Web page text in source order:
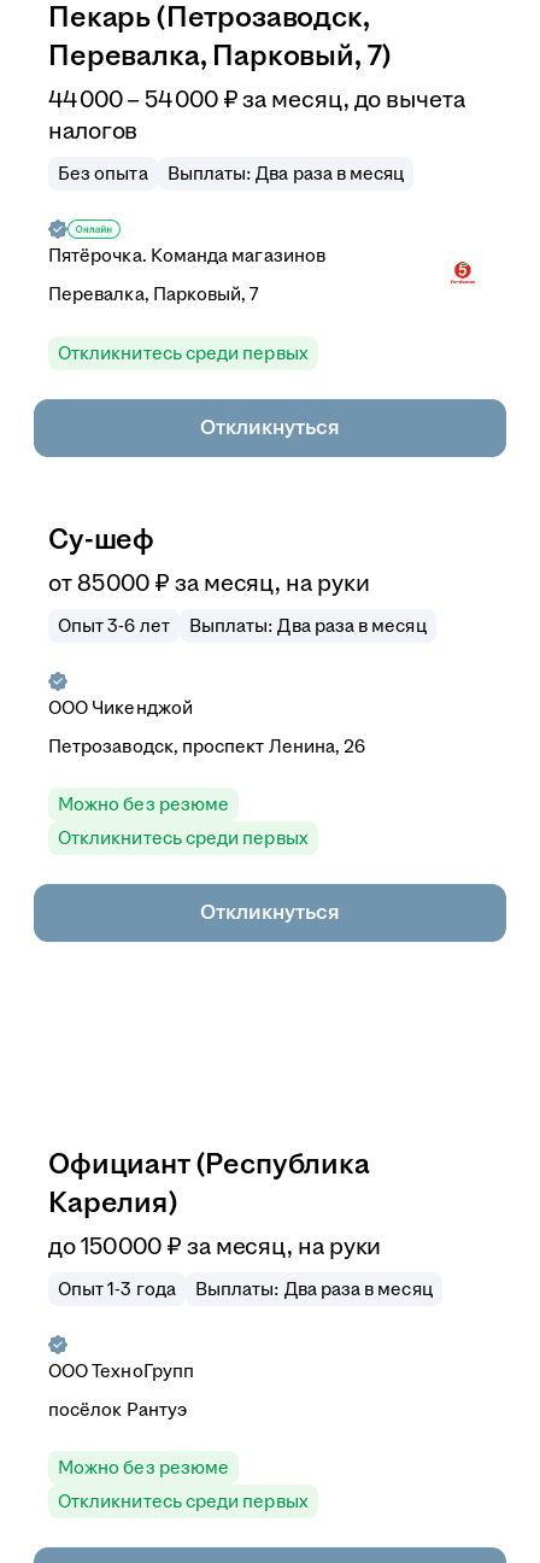
Пекарь (Петрозаводск,
Перевалка, Парковый, 7)
44 000–54 000 ₽ за месяц, до вычета
налогов
Без опыта Выплаты: Два раза в месяц
Пятёрочка. Команда магазинов
Перевалка, Парковый, 7
Откликнитесь среди первых
Откликнуться
Су-шеф
от85 000 ₽ за месяц, на руки
Опыт 3-6 лет Выплаты: Два раза в месяц
ООО Чикенджой
Петрозаводск, проспект Ленина, 26
Можно без резюме
Откликнитесь среди первых
Откликнуться
Официант (Республика
Карелия)
до150 000 ₽ за месяц, на руки
Опыт 1-3 года Выплаты: Два раза в месяц
ОООТехноГрупп
посёлок Рантуэ
Можно без резюме
Откликнитесь среди первых